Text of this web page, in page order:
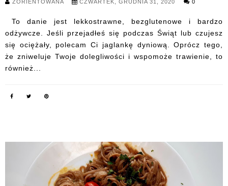
ZORIENTOWANA CZWARTEK, GRUDNIA 31, 2020 0
To danie jest lekkostrawne, bezglutenowe i bardzo
odżywcze. Jeśli przejadłeś się podczas Świąt lub czujesz
się ociężały, polecam Ci jaglankę dyniową. Oprócz tego,
że zniweluje Twoje dolegliwości i wspomoże trawienie, to
również...